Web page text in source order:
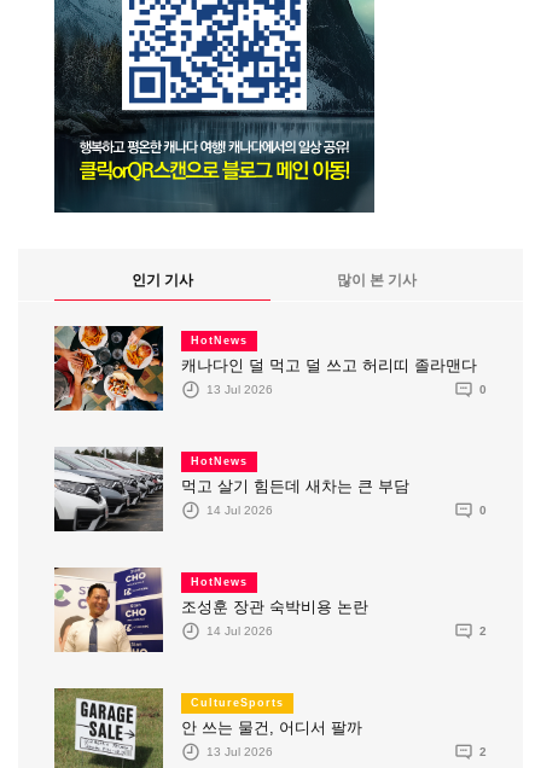
인기 기사 많이 본 기사
HotNews
캐나다인 덜 먹고 덜 쓰고 허리띠 졸라맨다
13 Jul 2026 0
HotNews
먹고 살기 힘든데 새차는 큰 부담
14 Jul 2026 0
HotNews
조성훈 장관 숙박비용 논란
14 Jul 2026 2
CultureSports
안 쓰는 물건, 어디서 팔까
13 Jul 2026 2